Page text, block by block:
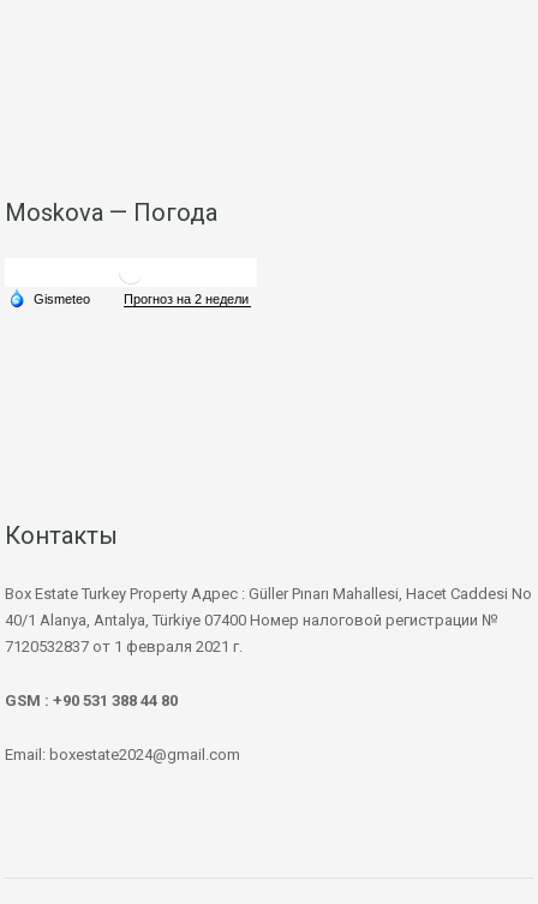
Moskova — Погода
Контакты
Box Estate Turkey Property Адрес : Güller Pınarı Mahallesi, Hacet Caddesi No
40/1 Alanya, Antalya, Türkiye 07400 Номер налоговой регистрации №
7120532837 от 1 февраля 2021 г.
GSM : +90 531 388 44 80
Email: boxestate2024@gmail.com